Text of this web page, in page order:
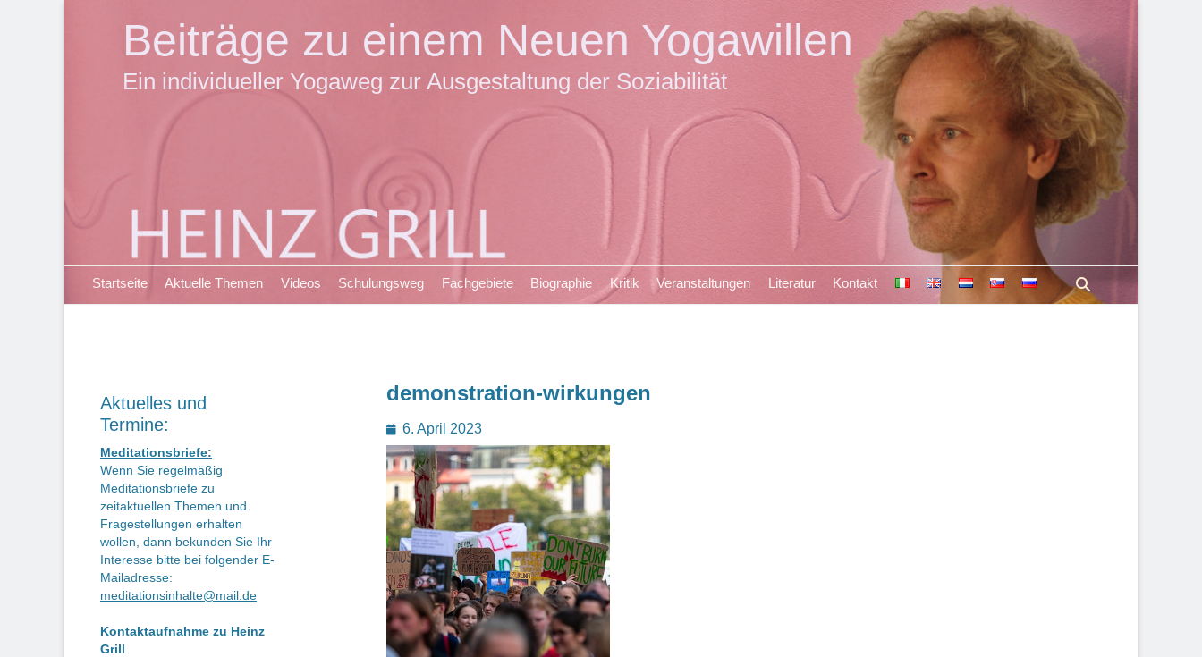
Beiträge zu einem Neuen Yogawillen
Ein individueller Yogaweg zur Ausgestaltung der Soziabilität
Primäres Menü
ZumStartseite Aktuelle Themen Videos Schulungsweg Fachgebiete Biographie Kritik Veranstaltungen Literatur Kontakt
demonstration-wirkungen
Posted
on
6. April 2023
Aktuelles und
Termine:
Meditationsbriefe:
Wenn Sie regelmäßig
Meditationsbriefe zu
zeitaktuellen Themen und
Fragestellungen erhalten
wollen, dann bekunden Sie Ihr
Interesse bitte bei folgender E-
Mailadresse:
meditationsinhalte@mail.de
Kontaktaufnahme zu Heinz
Grill